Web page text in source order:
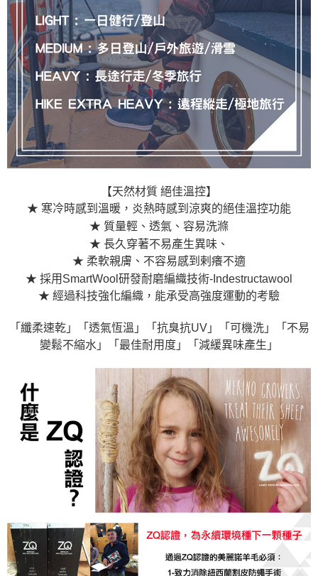
【天然材質 絕佳溫控】
★ 寒冷時感到溫暖，炎熱時感到涼爽的絕佳溫控功能
★ 質量輕、透氣、容易洗滌
★ 長久穿著不易產生異味、
★ 柔軟親膚、不容易感到剌癢不適
★ 採用SmartWool研發耐磨編織技術-Indestructawool
★ 經過科技強化編織，能承受高強度運動的考驗
「纖柔速乾」「透氣恆溫」「抗臭抗UV」「可機洗」「不易
變鬆不縮水」「最佳耐用度」「減緩異味產生」